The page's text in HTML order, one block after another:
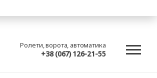
Ролети, ворота, автоматика
+38 (067) 126-21-55